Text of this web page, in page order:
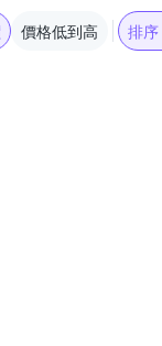
價格低到高 排序